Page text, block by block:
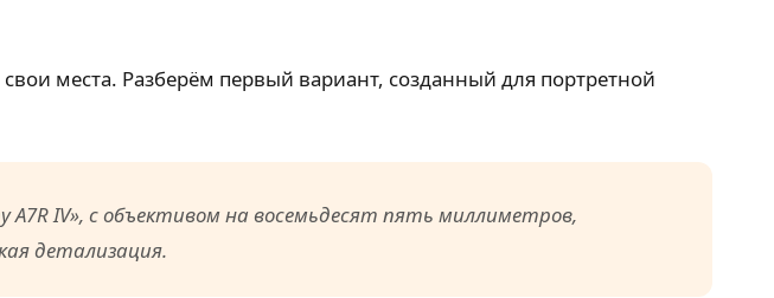
места. Разберём первый вариант, созданный для портретной
IV», с объективом на восемьдесят пять миллиметров,
детализация.